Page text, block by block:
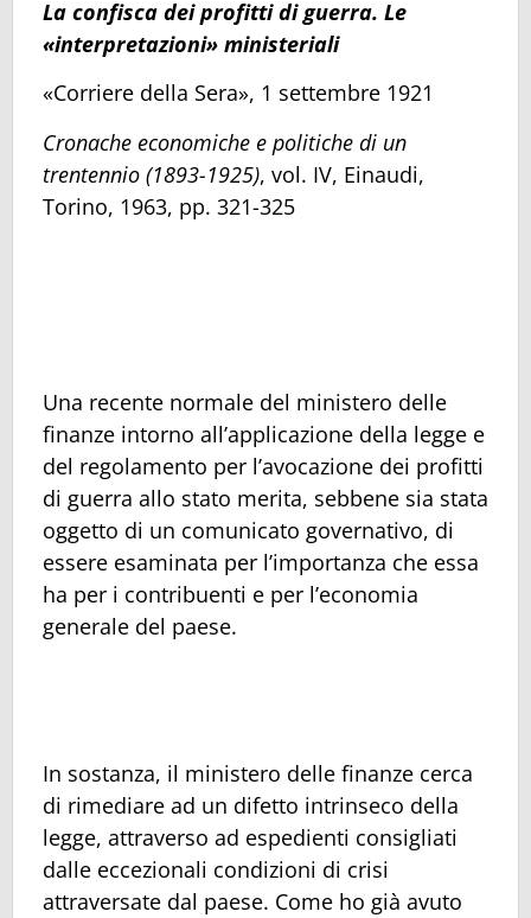
La confisca dei profitti di guerra. Le
«interpretazioni» ministeriali
«Corriere della Sera», 1 settembre 1921
Cronache economiche e politiche di un
trentennio (1893-1925), vol. IV, Einaudi,
Torino, 1963, pp. 321-325
Una recente normale del ministero delle
finanze intorno all’applicazione della legge e
del regolamento per l’avocazione dei profitti
di guerra allo stato merita, sebbene sia stata
oggetto di un comunicato governativo, di
essere esaminata per l’importanza che essa
ha per i contribuenti e per l’economia
generale del paese.
In sostanza, il ministero delle finanze cerca
di rimediare ad un difetto intrinseco della
legge, attraverso ad espedienti consigliati
dalle eccezionali condizioni di crisi
attraversate dal paese. Come ho già avuto